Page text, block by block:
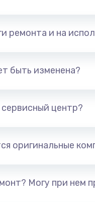
ремонта и на
быть изменена?
центр?
оригинальные
Могу при нем